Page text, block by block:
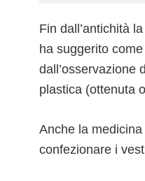
Fin dall’antichità
ha suggerito
dall’osservazione
plastica (ottenuta
Anche la
confezionare i